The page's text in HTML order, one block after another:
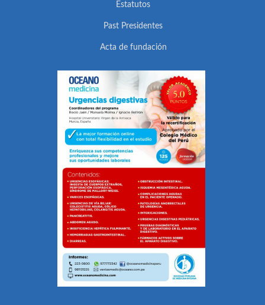
Estatutos
Past Presidentes
Acta de fundación